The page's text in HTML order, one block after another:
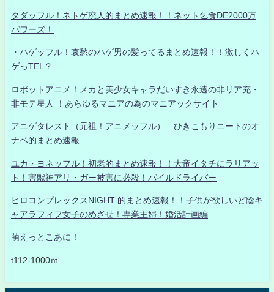
タダッフル！ネトゲ廃人的まとめ速報！！ネット乞食DE2000万
パワーズ！
・ハゲッフル！哀愁のハゲ男の髪ってるまとめ速報！！激しくハ
ゲっTEL？
ロボットアニメ！メカと美少女キャラだいすき永遠の非リア充・
非モテ星人 ！あらゆるマニアの為のマニアックサイト
アニゲタレスト（元祖！アニメッフル） ひきこもりニートのオ
ナベ的まとめ速報
ユカ・ヨネッフル！初老的まとめ速報！！大帝イタチにラリアッ
ト！害獣神アリ・ガー被害に必殺！パイルドライバー
ヒロコンプレックスNIGHT 的まとめ速報！！子供が欲しいど陰キ
ャアラフィフ女子のめざせ！専業主婦！婚活計画編
萌えっとこあに！
t112-1000ｍ